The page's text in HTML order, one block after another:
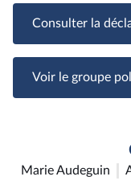
Consulter la
Voir le groupe
Marie Audeguin